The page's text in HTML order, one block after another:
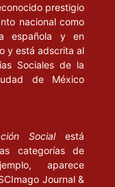
prestigio
nacional como
española y en
y está adscrita al
Sociales de la
de México
Socialestá
categorías de
aparece
Journal &